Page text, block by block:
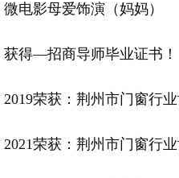
微电影母爱饰演（妈妈）
获得—招商导师毕业证书！
2019荣获：荆州市门窗行
2021荣获：荆州市门窗行